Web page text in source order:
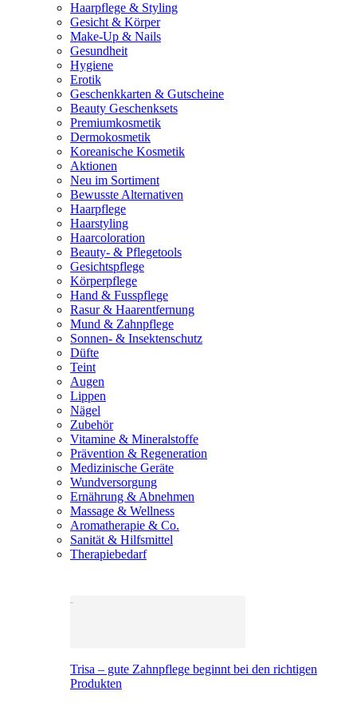
Haarpflege & Styling
Gesicht & Körper
Make-Up & Nails
Gesundheit
Hygiene
Erotik
Geschenkkarten & Gutscheine
Beauty Geschenksets
Premiumkosmetik
Dermokosmetik
Koreanische Kosmetik
Aktionen
Neu im Sortiment
Bewusste Alternativen
Haarpflege
Haarstyling
Haarcoloration
Beauty- & Pflegetools
Gesichtspflege
Körperpflege
Hand & Fusspflege
Rasur & Haarentfernung
Mund & Zahnpflege
Sonnen- & Insektenschutz
Düfte
Teint
Augen
Lippen
Nägel
Zubehör
Vitamine & Mineralstoffe
Prävention & Regeneration
Medizinische Geräte
Wundversorgung
Ernährung & Abnehmen
Massage & Wellness
Aromatherapie & Co.
Sanität & Hilfsmittel
Therapiebedarf
Trisa – gute Zahnpflege beginnt bei den richtigen
Produkten